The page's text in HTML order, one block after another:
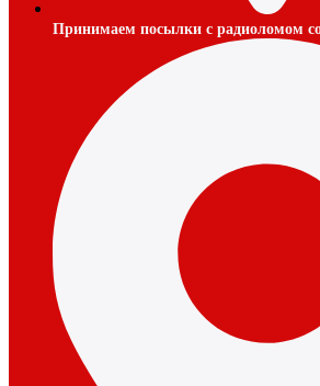
Принимаем посылки с радиоломом со